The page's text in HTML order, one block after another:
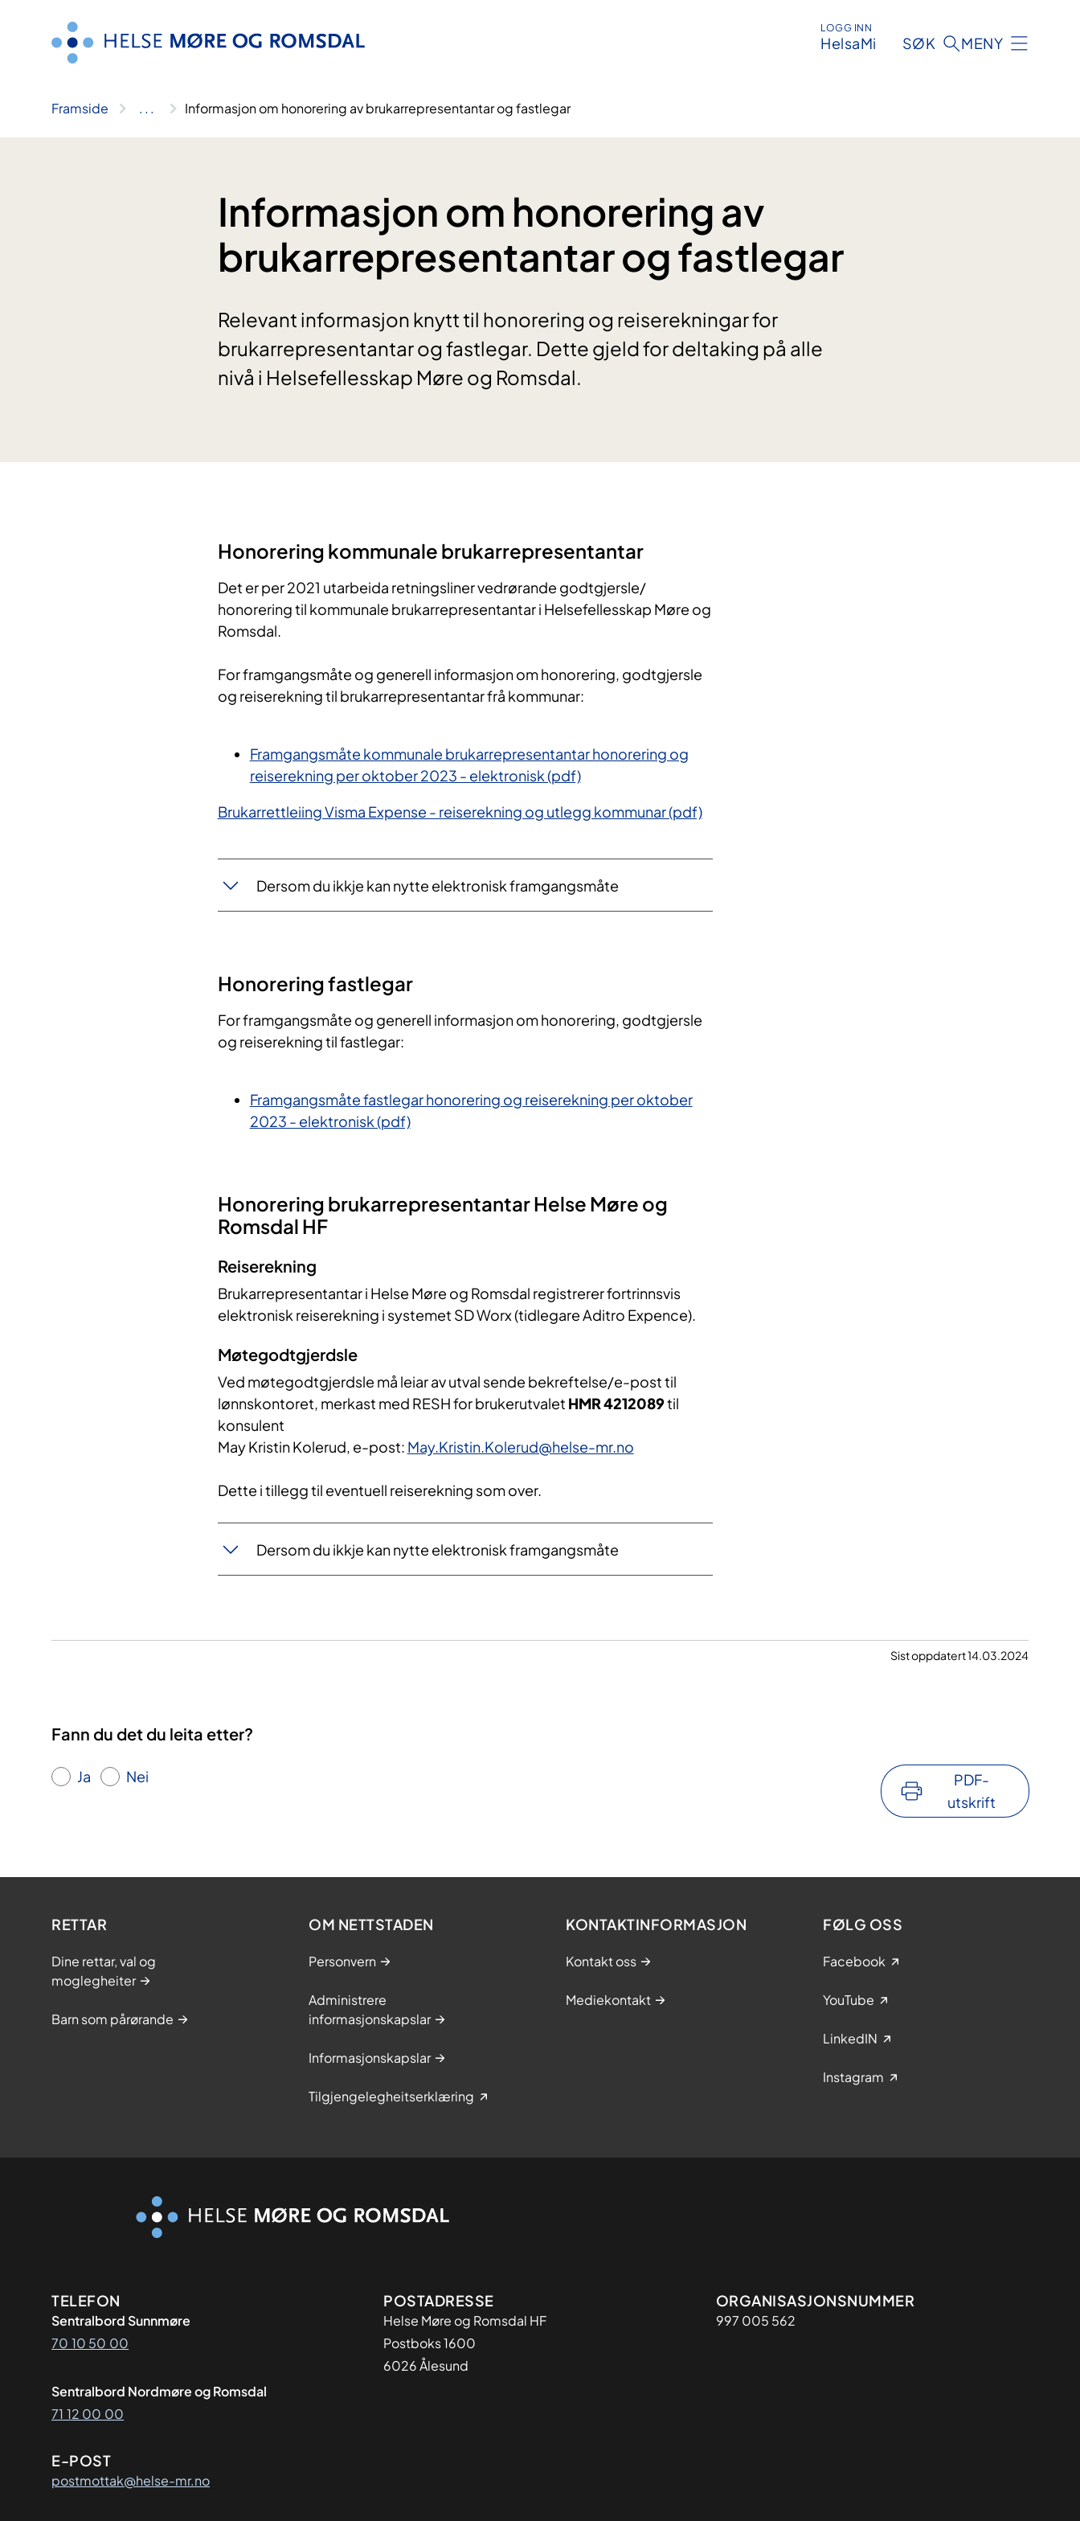
LOGG INN
HelsaMi SØK MENY
Framside .. . Informasjon om honorering av brukarrepresentantar og fastlegar
Informasjon om honorering av
brukarrepresentantar og fastlegar
Relevant informasjon knytt til honorering og reiserekningar for
brukarrepresentantar og fastlegar. Dette gjeld for deltaking på alle
nivå i Helsefellesskap Møre og Romsdal.
Honorering kommunale brukarrepresentantar
Det er per 2021 utarbeida retningsliner vedrørande godtgjersle/
honorering til kommunale brukarrepresentantar i Helsefellesskap Møre og
Romsdal.
For framgangsmåte og generell informasjon om honorering, godtgjersle
og reiserekning til brukarrepresentantar frå kommunar:
Framgangsmåte kommunale brukarrepresentantar honorering og
reiserekning per oktober 2023 - elektronisk (pdf)
Brukarrettleiing Visma Expense - reiserekning og utlegg kommunar (pdf)
Dersom du ikkje kan nytte elektronisk framgangsmåte
Honorering fastlegar
For framgangsmåte og generell informasjon om honorering, godtgjersle
og reiserekning til fastlegar:
Framgangsmåte fastlegar honorering og reiserekning per oktober
2023 - elektronisk (pdf)
Honorering brukarrepresentantar Helse Møre og
Romsdal HF
Reiserekning
Brukarrepresentantar i Helse Møre og Romsdal registrerer fortrinnsvis
elektronisk reiserekning i systemet SD Worx (tidlegare Aditro Expence).
Møtegodtgjerdsle
Ved møtegodtgjerdsle må leiar av utval sende bekreftelse/e-post til
lønnskontoret, merkast med RESH for brukerutvalet HMR 4212089til
konsulent
May Kristin Kolerud, e-post: May.Kristin.Kolerud@helse-mr.no
Dette i tillegg til eventuell reiserekning som over.
Dersom du ikkje kan nytte elektronisk framgangsmåte
Sist oppdatert 14.03.2024
Fann du det du leita etter?
Ja Nei
PDF-
utskrift
RETTAR
Dine rettar, val og
moglegheiter
Barn som pårørande
OM NETTSTADEN
Personvern
Administrere
informasjonskapslar
Informasjonskapslar
Tilgjengelegheitserklæring
KONTAKTINFORMASJON
Kontakt oss
Mediekontakt
FØLG OSS
Facebook
YouTube
LinkedIN
Instagram
Kontaktinformasjon
TELEFON
Sentralbord Sunnmøre
70 10 50 00
Sentralbord Nordmøre og Romsdal
71 12 00 00
E-POST
postmottak@helse-mr.no
Adresse
POSTADRESSE
Helse Møre og Romsdal HF
Postboks 1600
6026 Ålesund
Organisasjon
ORGANISASJONSNUMMER
997 005 562